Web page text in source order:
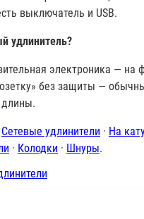
выключатель и USB.
удлинитель?
электроника — на
без защиты —
длины.
Сетевые удлинители · На
· Колодки · Шнуры.